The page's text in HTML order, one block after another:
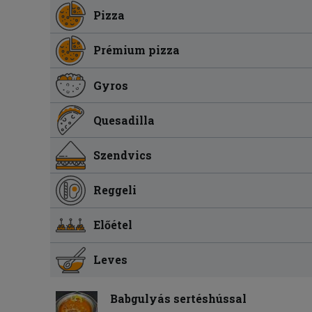
Pizza
Prémium pizza
Gyros
Quesadilla
Szendvics
Reggeli
Előétel
Leves
Babgulyás sertéshússal